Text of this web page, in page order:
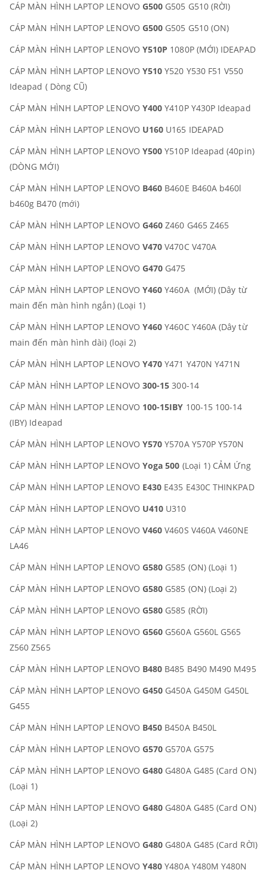
CÁP MÀN HÌNH LAPTOP LENOVO G500 G505 G510 (RỜI)
CÁP MÀN HÌNH LAPTOP LENOVO G500 G505 G510 (ON)
CÁP MÀN HÌNH LAPTOP LENOVO Y510P 1080P (MỚI) IDEAPAD
CÁP MÀN HÌNH LAPTOP LENOVO Y510 Y520 Y530 F51 V550
Ideapad ( Dòng CŨ)
CÁP MÀN HÌNH LAPTOP LENOVO Y400 Y410P Y430P Ideapad
CÁP MÀN HÌNH LAPTOP LENOVO U160 U165 IDEAPAD
CÁP MÀN HÌNH LAPTOP LENOVO Y500 Y510P Ideapad (40pin)
(DÒNG MỚI)
CÁP MÀN HÌNH LAPTOP LENOVO B460 B460E B460A b460l
b460g B470 (mới)
CÁP MÀN HÌNH LAPTOP LENOVO G460 Z460 G465 Z465
CÁP MÀN HÌNH LAPTOP LENOVO V470 V470C V470A
CÁP MÀN HÌNH LAPTOP LENOVO G470 G475
CÁP MÀN HÌNH LAPTOP LENOVO Y460 Y460A (MỚI) (Dây từ
main đến màn hình ngắn) (Loại 1)
CÁP MÀN HÌNH LAPTOP LENOVO Y460 Y460C Y460A (Dây từ
main đến màn hình dài) (loại 2)
CÁP MÀN HÌNH LAPTOP LENOVO Y470 Y471 Y470N Y471N
CÁP MÀN HÌNH LAPTOP LENOVO 300-15 300-14
CÁP MÀN HÌNH LAPTOP LENOVO 100-15IBY 100-15 100-14
(IBY) Ideapad
CÁP MÀN HÌNH LAPTOP LENOVO Y570 Y570A Y570P Y570N
CÁP MÀN HÌNH LAPTOP LENOVO Yoga 500 (Loại 1) CẢM Ứng
CÁP MÀN HÌNH LAPTOP LENOVO E430 E435 E430C THINKPAD
CÁP MÀN HÌNH LAPTOP LENOVO U410 U310
CÁP MÀN HÌNH LAPTOP LENOVO V460 V460S V460A V460NE
LA46
CÁP MÀN HÌNH LAPTOP LENOVO G580 G585 (ON) (Loại 1)
CÁP MÀN HÌNH LAPTOP LENOVO G580 G585 (ON) (Loại 2)
CÁP MÀN HÌNH LAPTOP LENOVO G580 G585 (RỜI)
CÁP MÀN HÌNH LAPTOP LENOVO G560 G560A G560L G565
Z560 Z565
CÁP MÀN HÌNH LAPTOP LENOVO B480 B485 B490 M490 M495
CÁP MÀN HÌNH LAPTOP LENOVO G450 G450A G450M G450L
G455
CÁP MÀN HÌNH LAPTOP LENOVO B450 B450A B450L
CÁP MÀN HÌNH LAPTOP LENOVO G570 G570A G575
CÁP MÀN HÌNH LAPTOP LENOVO G480 G480A G485 (Card ON)
(Loại 1)
CÁP MÀN HÌNH LAPTOP LENOVO G480 G480A G485 (Card ON)
(Loại 2)
CÁP MÀN HÌNH LAPTOP LENOVO G480 G480A G485 (Card RỜI)
CÁP MÀN HÌNH LAPTOP LENOVO Y480 Y480A Y480M Y480N